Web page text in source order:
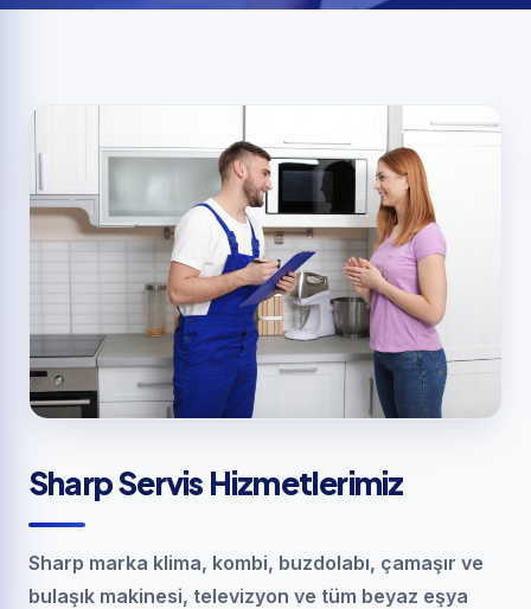
Sharp Servis Hizmetlerimiz
Sharp marka klima, kombi, buzdolabı, çamaşır ve
bulaşık makinesi, televizyon ve tüm beyaz eşya